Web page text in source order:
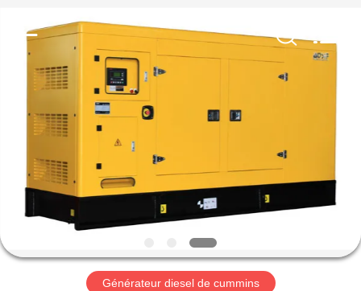
MAISON
PRODUITS
AU
SUJET
DE
NOUS
Equipment
Reserved.
Générateur diesel de cummins